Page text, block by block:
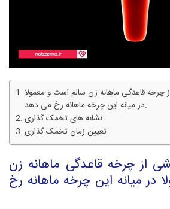
قاعدگی ماهانه زن سالم است و معمولا
در میانه این چرخه ماهانه رخ می دهد.
نشانه های تخمک گذاری
تعیین زمان تخمک گذاری
از چرخه قاعدگی ماهانه زن
در میانه این چرخه ماهانه رخ